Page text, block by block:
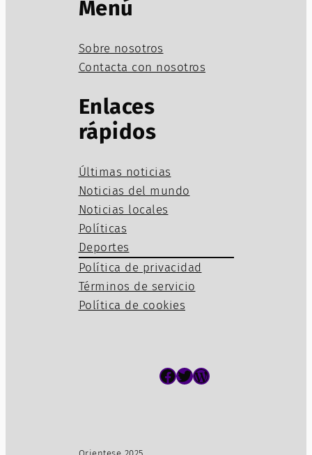
Menú
Sobre nosotros
Contacta con nosotros
Enlaces
rápidos
Últimas noticias
Noticias del mundo
Noticias locales
Políticas
Deportes
Política de privacidad
Términos de servicio
Política de cookies
Facebook Twitter WordPress